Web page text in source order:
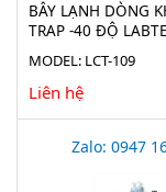
BẪY LẠNH DÒNG
TRAP -40 ĐỘ
MODEL: LCT-109
Liên hệ
Zalo: 0947